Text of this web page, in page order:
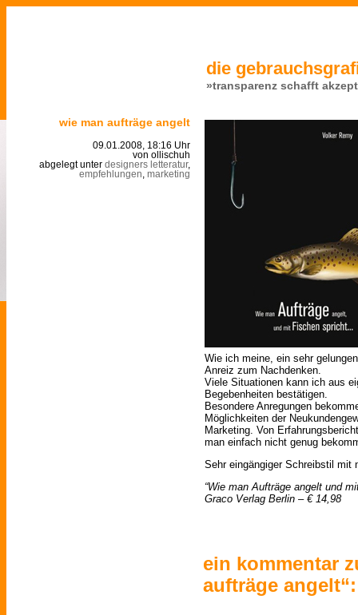
die
»transparenz schafft
wie man aufträge angelt
09.01.2008, 18:16 Uhr
von ollischuh
abgelegt unter designers letteratur,
empfehlungen marketing
Wie ich meine, ein sehr
Anreiz zum Nachdenken.
Viele Situationen kann ich aus
Begebenheiten bestätigen.
Besondere Anregungen
Möglichkeiten der
Marketing. Von
man einfach nicht genug
Sehr eingängiger Schreibstil mit
“Wie man Aufträge angelt und
Graco Verlag Berlin – € 14,98
ein kommentar
aufträge angelt“: